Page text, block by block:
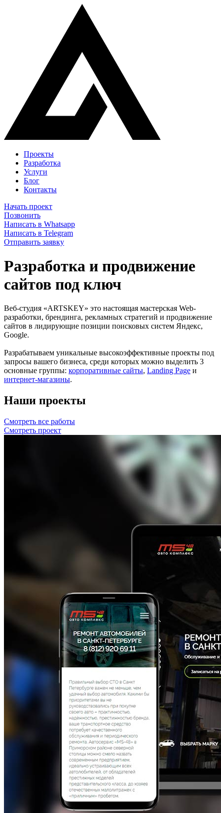
Проекты
Разработка
Услуги
Блог
Контакты
Начать проект
Позвонить
Написать в Whatsapp
Написать в Telegram
Отправить заявку
Разработка и продвижение
сайтов под ключ
Веб-студия «ARTSKEY» это настоящая мастерская Web-
разработки, брендинга, рекламных стратегий и продвижение
сайтов в лидирующие позиции поисковых систем Яндекс,
Google.
Разрабатываем уникальные высокоэффективные проекты под
запросы вашего бизнеса, среди которых можно выделить 3
основные группы: корпоративные сайты, Landing Page и
интернет-магазины.
Наши проекты
Смотреть все работы
Смотреть проект